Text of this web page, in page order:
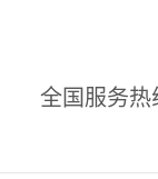
全国服务热